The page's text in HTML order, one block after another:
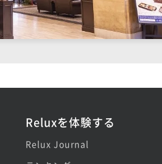
Reluxを体験する
Relux Journal